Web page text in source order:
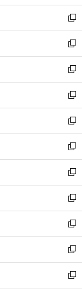
ウ
で
開
く
ン
ド
ウ
で
開
く
新
し
い
ウ
ィ
ン
ド
ウ
で
開
く
新
し
い
ウ
ィ
ン
ド
ウ
で
開
く
新
し
い
ウ
ィ
ン
ド
ウ
で
開
く
新
し
い
ウ
ィ
ン
ド
ウ
で
開
く
新
し
い
ウ
ィ
ン
ド
ウ
で
開
く
新
し
い
ウ
ィ
ン
ド
ウ
で
開
く
新
し
い
ウ
ィ
ン
ド
ウ
で
開
新
し
い
ウ
ィ
ン
ド
ウ
新
し
い
ウ
ィ
ン
新
し
い
ウ
新
し